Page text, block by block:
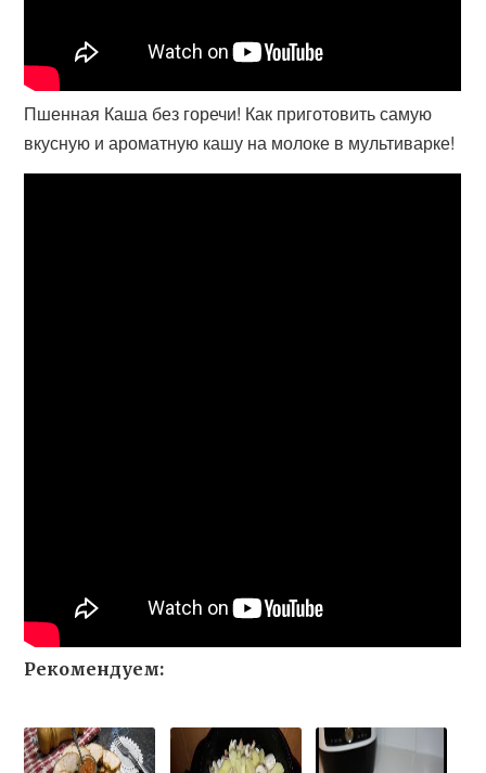
Пшенная Каша без горечи! Как приготовить самую
вкусную и ароматную кашу на молоке в мультиварке!
Рекомендуем: